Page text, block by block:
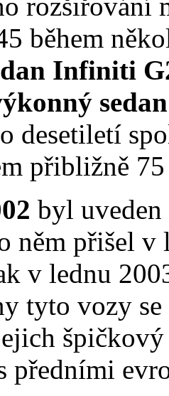
během
Infiniti
desetiletí
přibližně
byl
něm přišel
v lednu
tyto vozy
předními